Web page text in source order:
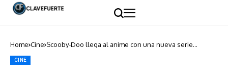
Home Cine Scooby-Doo llega al anime con una nueva serie
CINE